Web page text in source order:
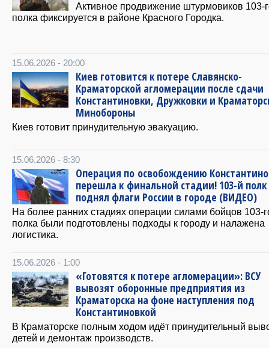
Активное продвижение штурмовиков 103-
полка фиксируется в районе Красного Городка.
15.06.2026 - 20:00
Киев готовится к потере Славянско-
Краматорской агломерации после сдачи
Константиновки, Дружковки и
Минобороны
Киев готовит принудительную эвакуацию.
15.06.2026 - 8:30
Операция по освобождению
перешла к финальной стадии! 103-й полк
поднял флаги России в городе (ВИДЕО)
На более ранних стадиях операции силами бойцов 103-
полка были подготовлены подходы к городу и налажена
логистика.
15.06.2026 - 1:00
«Готовятся к потере агломерации»: ВСУ
вывозят оборонные предприятия из
Краматорска на фоне наступления под
Константиновкой
В Краматорске полным ходом идёт принудительный
детей и демонтаж производств.